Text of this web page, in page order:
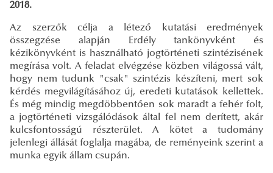
2018.
Az szerzők célja a létező kutatási eredmények
összegzése alapján Erdély tankönyvként és
kézikönyvként is használható jogtörténeti szintézisének
megírása volt. A feladat elvégzése közben világossá vált,
hogy nem tudunk "csak" szintézis készíteni, mert sok
kérdés megvilágításához új, eredeti kutatások kellettek.
És még mindig megdöbbentően sok maradt a fehér folt,
a jogtörténeti vizsgálódások által fel nem derített, akár
kulcsfontosságú részterület. A kötet a tudomány
jelenlegi állását foglalja magába, de reményeink szerint a
munka egyik állam csupán.